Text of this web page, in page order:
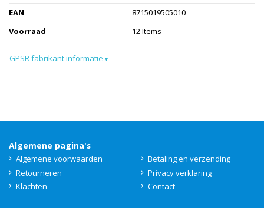
EAN
8715019505010
Voorraad
12 Items
GPSR fabrikant informatie ▾
Algemene pagina's
Algemene voorwaarden
Betaling en verzending
Retourneren
Privacy verklaring
Klachten
Contact